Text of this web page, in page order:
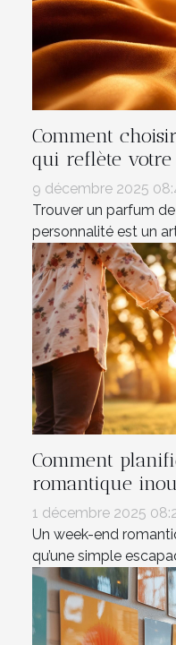
Comment
qui reflète votre
9 décembre 2025
Trouver un parfum
personnalité est un
Comment
romantique
1 décembre 2025
Un week-end
qu’une simple